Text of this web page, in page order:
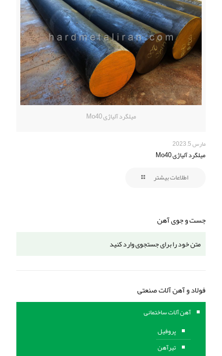
میلگرد آلیاژی Mo40
مارس 5, 2023
میلگرد آلیاژی Mo40
اطلاعات بیشتر
جست و جوی آهن
فولاد و آهن آلات صنعتی
آهن آلات ساختمانی
پروفیل
تیرآهن